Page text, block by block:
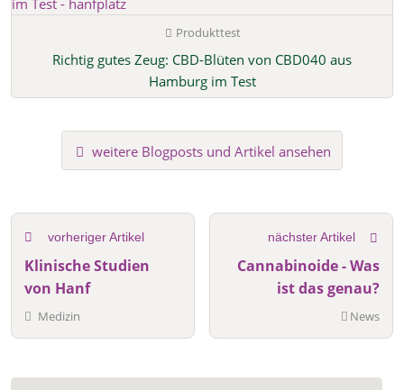
Produkttest
Richtig gutes Zeug: CBD-Blüten von CBD040 aus
Hamburg im Test
weitere Blogposts und Artikel ansehen
vorheriger Artikel
Klinische Studien
von Hanf
Medizin
nächster Artikel
Cannabinoide - Was
ist das genau?
News